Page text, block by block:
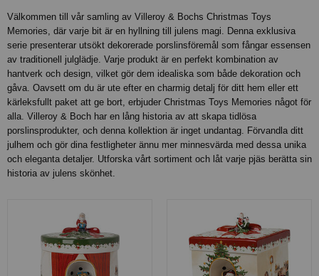
Välkommen till vår samling av Villeroy & Bochs Christmas Toys
Memories, där varje bit är en hyllning till julens magi. Denna exklusiva
serie presenterar utsökt dekorerade porslinsföremål som fångar essensen
av traditionell julglädje. Varje produkt är en perfekt kombination av
hantverk och design, vilket gör dem idealiska som både dekoration och
gåva. Oavsett om du är ute efter en charmig detalj för ditt hem eller ett
kärleksfullt paket att ge bort, erbjuder Christmas Toys Memories något för
alla. Villeroy & Boch har en lång historia av att skapa tidlösa
porslinsprodukter, och denna kollektion är inget undantag. Förvandla ditt
julhem och gör dina festligheter ännu mer minnesvärda med dessa unika
och eleganta detaljer. Utforska vårt sortiment och låt varje pjäs berätta sin
historia av julens skönhet.